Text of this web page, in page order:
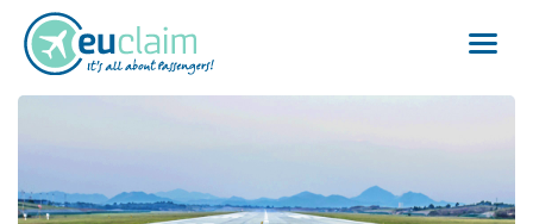
Volo in ritardo